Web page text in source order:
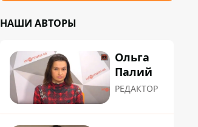
НАШИ АВТОРЫ
Ольга
Палий
РЕДАКТОР